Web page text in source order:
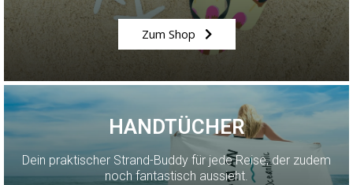
Zum Shop
HANDTÜCHER
Dein praktischer Strand-Buddy für jede Reise, der zudem
noch fantastisch aussieht.